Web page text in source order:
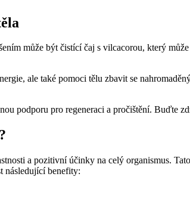
může být čistící čaj s vilcacorou, který
ale také pomoci tělu zbavit se
podporu pro regeneraci a pročištění. Buďte
a pozitivní účinky na celý organismus.
následující benefity: